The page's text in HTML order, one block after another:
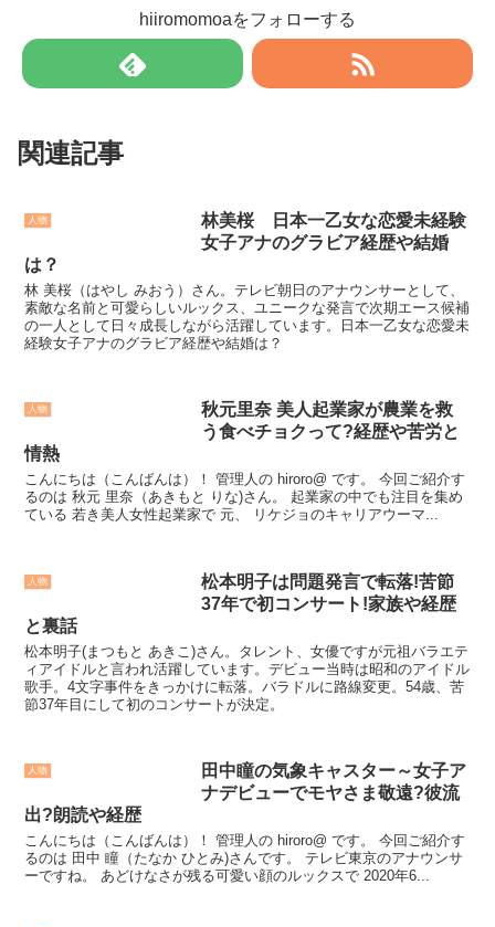
hiiromomoaをフォローする
関連記事
人物
林美桜 日本一乙女な恋愛未経験
女子アナのグラビア経歴や結婚
は？
林 美桜（はやし みおう）さん。テレビ朝日のアナウンサーとして、
素敵な名前と可愛らしいルックス、ユニークな発言で次期エース候補
の一人として日々成長しながら活躍しています。日本一乙女な恋愛未
経験女子アナのグラビア経歴や結婚は？
人物
秋元里奈 美人起業家が農業を救
う食べチョクって?経歴や苦労と
情熱
こんにちは（こんばんは）！ 管理人の hiroro@ です。 今回ご紹介す
るのは 秋元 里奈（あきもと りな)さん。 起業家の中でも注目を集め
ている 若き美人女性起業家で 元、 リケジョのキャリアウーマ...
人物
松本明子は問題発言で転落!苦節
37年で初コンサート!家族や経歴
と裏話
松本明子(まつもと あきこ)さん。タレント、女優ですが元祖バラエテ
ィアイドルと言われ活躍しています。デビュー当時は昭和のアイドル
歌手。4文字事件をきっかけに転落。バラドルに路線変更。54歳、苦
節37年目にして初のコンサートが決定。
人物
田中瞳の気象キャスター～女子ア
ナデビューでモヤさま敬遠?彼流
出?朗読や経歴
こんにちは（こんばんは）！ 管理人の hiroro@ です。 今回ご紹介す
るのは 田中 瞳（たなか ひとみ)さんです。 テレビ東京のアナウンサ
ーですね。 あどけなさが残る可愛い顔のルックスで 2020年6...